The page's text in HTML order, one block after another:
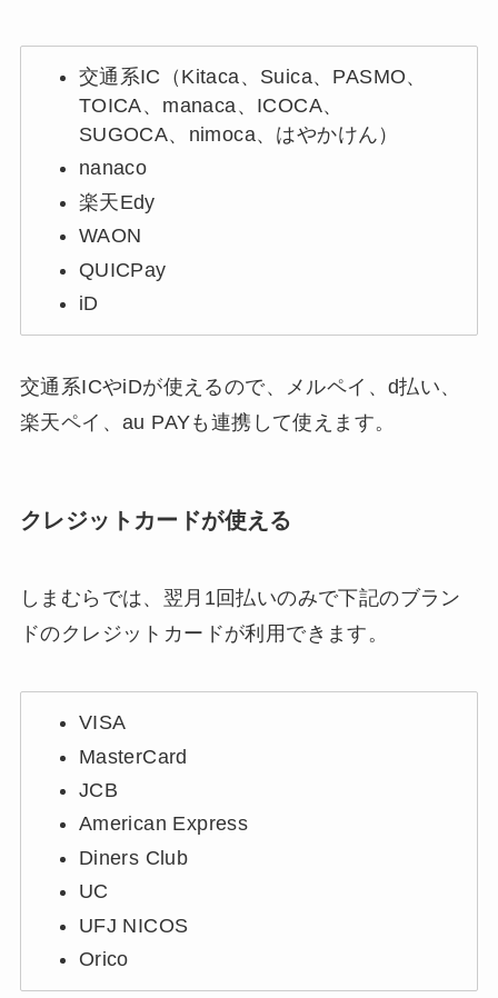
交通系IC（Kitaca、Suica、PASMO、
TOICA、manaca、ICOCA、
SUGOCA、nimoca、はやかけん）
nanaco
楽天Edy
WAON
QUICPay
iD
交通系ICやiDが使えるので、メルペイ、d払い、
楽天ペイ、au PAYも連携して使えます。
クレジットカードが使える
しまむらでは、翌月1回払いのみで下記のブラン
ドのクレジットカードが利用できます。
VISA
MasterCard
JCB
American Express
Diners Club
UC
UFJ NICOS
Orico